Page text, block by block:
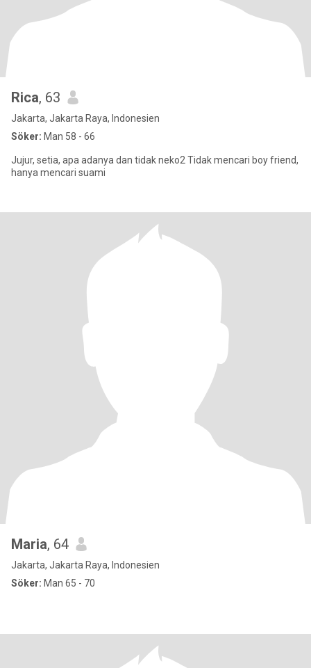
Rica, 63
Jakarta, Jakarta Raya, Indonesien
Söker: Man 58 - 66
Jujur, setia, apa adanya dan tidak neko2 Tidak mencari boy friend,
hanya mencari suami
Maria, 64
Jakarta, Jakarta Raya, Indonesien
Söker: Man 65 - 70